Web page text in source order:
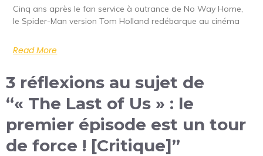
Cinq ans après le fan service à outrance de No Way Home,
le Spider-Man version Tom Holland redébarque au cinéma
Read More
3 réflexions au sujet de
“« The Last of Us » : le
premier épisode est un tour
de force ! [Critique]”